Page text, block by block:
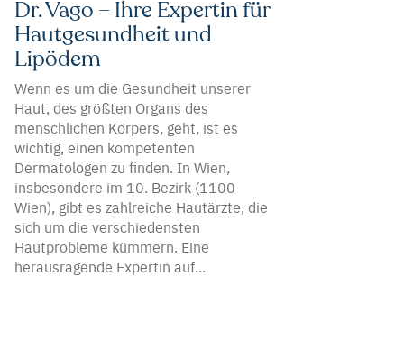
Dr. Vago – Ihre Expertin für
Hautgesundheit und
Lipödem
Wenn es um die Gesundheit unserer
Haut, des größten Organs des
menschlichen Körpers, geht, ist es
wichtig, einen kompetenten
Dermatologen zu finden. In Wien,
insbesondere im 10. Bezirk (1100
Wien), gibt es zahlreiche Hautärzte, die
sich um die verschiedensten
Hautprobleme kümmern. Eine
herausragende Expertin auf...